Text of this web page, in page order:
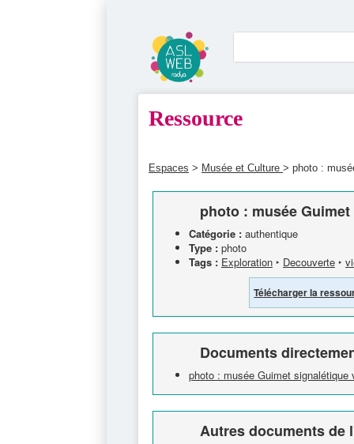
Ressource
Espaces > Musée et Culture > photo :
photo : musée
Catégorie : authentique
Type : photo
Tags : Exploration ‣ Decouverte ‣
Télécharger la
Documents
photo : musée Guimet signalétique
Autres documents de